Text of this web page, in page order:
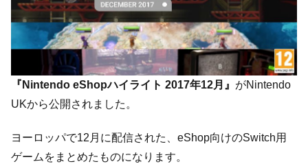
『Nintendo eShopハイライト 2017年12月』 がNintendo
UKから公開されました。
ヨーロッパで12月に配信された、eShop向けのSwitch用
ゲームをまとめたものになります。